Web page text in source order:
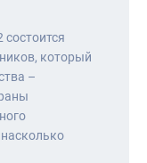
который
–